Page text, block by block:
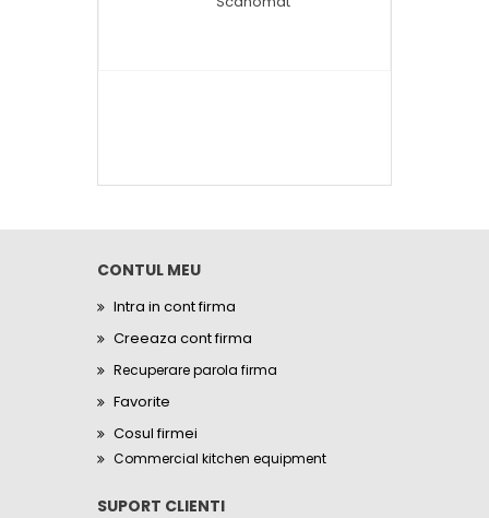
CONTUL MEU
Intra in cont firma
Creeaza cont firma
Recuperare parola firma
Favorite
Cosul firmei
Commercial kitchen equipment
SUPORT CLIENTI